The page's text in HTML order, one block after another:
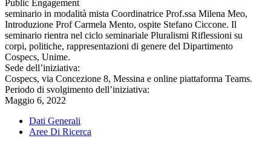
Public Engagement
seminario in modalità mista Coordinatrice Prof.ssa Milena Meo,
Introduzione Prof Carmela Mento, ospite Stefano Ciccone. Il
seminario rientra nel ciclo seminariale Pluralismi Riflessioni su
corpi, politiche, rappresentazioni di genere del Dipartimento
Cospecs, Unime.
Sede dell’iniziativa:
Cospecs, via Concezione 8, Messina e online piattaforma Teams.
Periodo di svolgimento dell’iniziativa:
Maggio 6, 2022
Dati Generali
Aree Di Ricerca